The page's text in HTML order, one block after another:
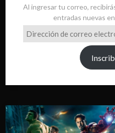
Al ingresar tu correo,
entradas nuevas
Dirección
de